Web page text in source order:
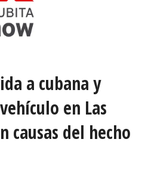
a cubana y
en Las
causas del hecho